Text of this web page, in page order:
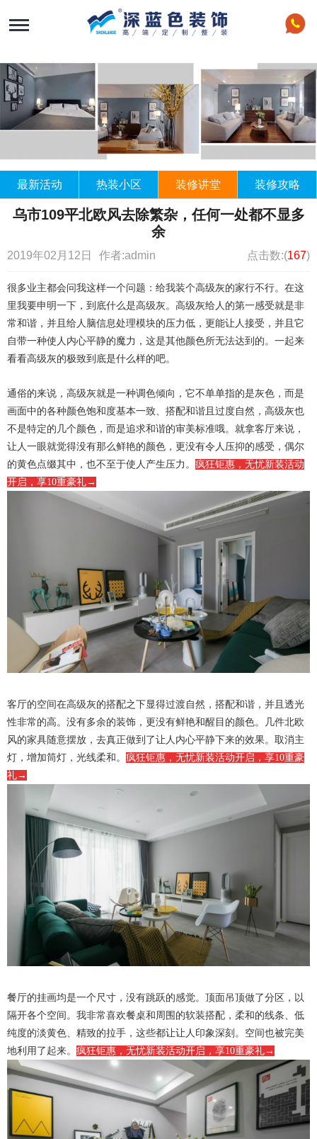
最新活动 热装小区 装修讲堂 装修攻略
乌市109平北欧风去除繁杂，任何一处都不显多
余
2019年02月12日 作者:admin 点击数:(167)
很多业主都会问我这样一个问题：给我装个高级灰的家行不行。在这
里我要申明一下，到底什么是高级灰。高级灰给人的第一感受就是非
常和谐，并且给人脑信息处理模块的压力低，更能让人接受，并且它
自带一种使人内心平静的魔力，这是其他颜色所无法达到的。一起来
看看高级灰的极致到底是什么样的吧。
通俗的来说，高级灰就是一种调色倾向，它不单单指的是灰色，而是
画面中的各种颜色饱和度基本一致、搭配和谐且过度自然，高级灰也
不是特定的几个颜色，而是追求和谐的审美标准哦。就拿客厅来说，
让人一眼就觉得没有那么鲜艳的颜色，更没有令人压抑的感受，偶尔
的黄色点缀其中，也不至于使人产生压力。 疯狂钜惠，无忧新装活动
开启，享10重豪礼→
客厅的空间在高级灰的搭配之下显得过渡自然，搭配和谐，并且透光
性非常的高。没有多余的装饰，更没有鲜艳和醒目的颜色。几件北欧
风的家具随意摆放，去真正做到了让人内心平静下来的效果。取消主
灯，增加筒灯，光线柔和。 疯狂钜惠，无忧新装活动开启，享10重豪
礼→
餐厅的挂画均是一个尺寸，没有跳跃的感觉。顶面吊顶做了分区，以
隔开各个空间。我非常喜欢餐桌和周围的软装搭配，柔和的线条、低
纯度的淡黄色、精致的拉手，这些都让让人印象深刻。空间也被完美
地利用了起来。 疯狂钜惠，无忧新装活动开启，享10重豪礼→